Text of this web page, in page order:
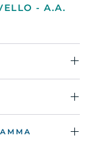
- A.A.